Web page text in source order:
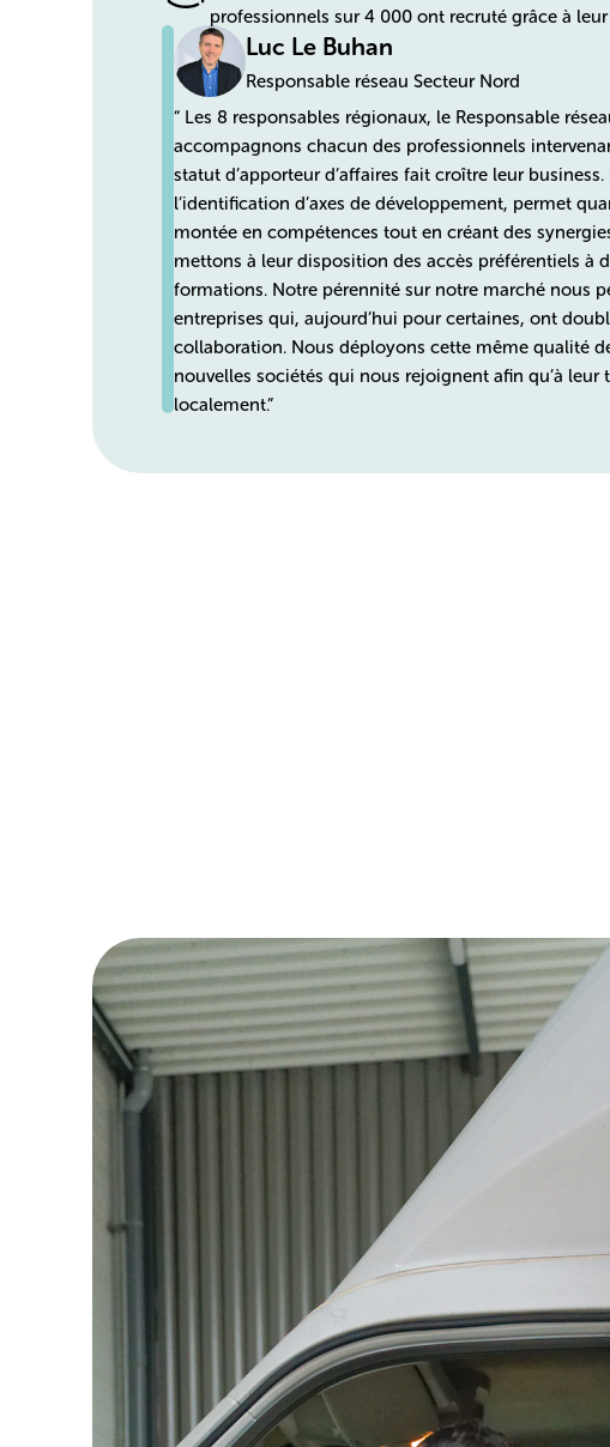
professionnels sur 4 000 ont recruté grâce à
Luc Le Buhan
Responsable réseau Secteur Nord
“ Les 8 responsables régionaux, le Responsable
accompagnons chacun des professionnels
statut d’apporteur d’affaires fait croître leur
l’identification d’axes de développement, permet
montée en compétences tout en créant des
mettons à leur disposition des accès préférentiels à
formations. Notre pérennité sur notre marché nous
entreprises qui, aujourd’hui pour certaines, ont
collaboration. Nous déployons cette même qualité
nouvelles sociétés qui nous rejoignent afin qu’à leur
localement.”